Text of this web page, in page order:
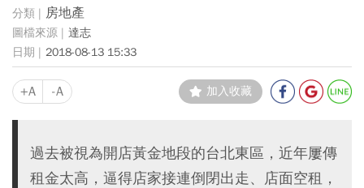
房地產
達志
2018-08-13 15:33
+A -A 加入收藏
過去被視為開店黃金地段的台北東區，近年屢傳
租金太高，逼得店家接連倒閉出走、店面空租，